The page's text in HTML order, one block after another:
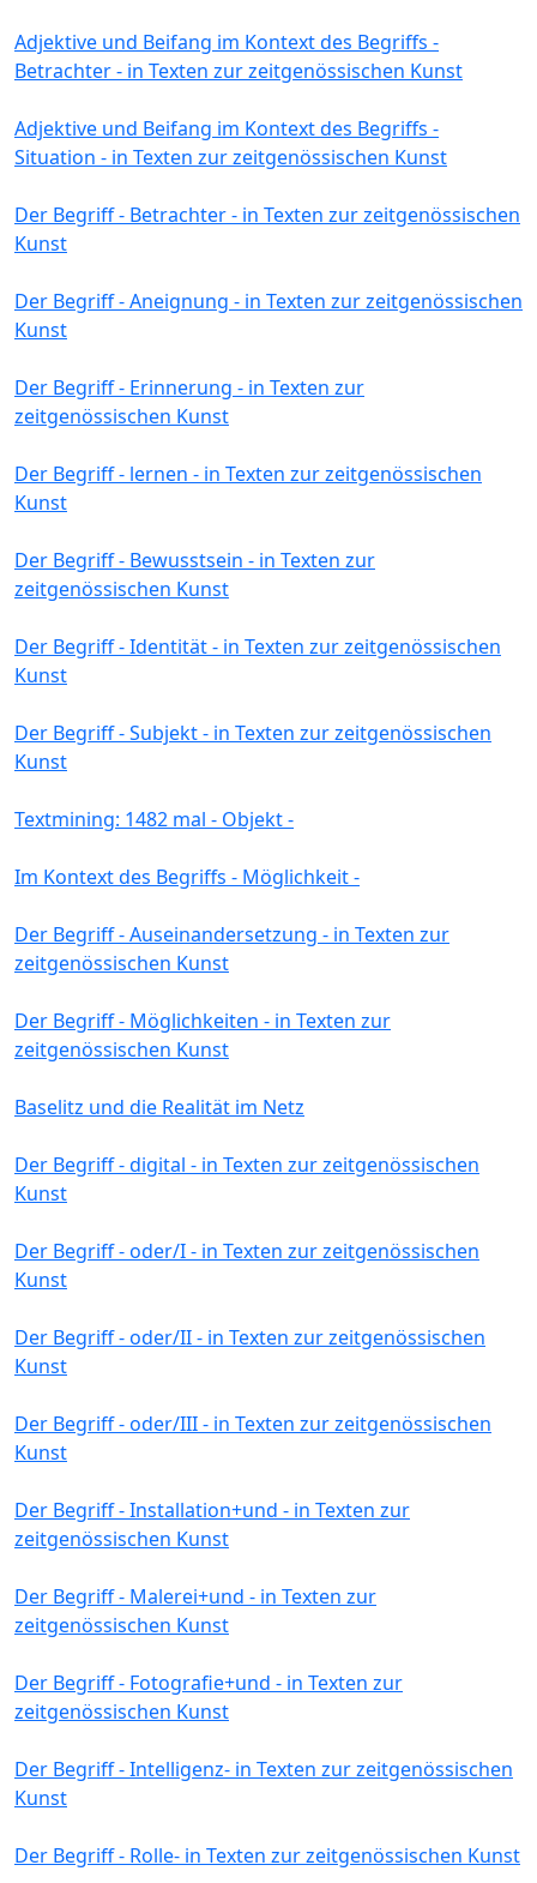
Adjektive und Beifang im Kontext des Begriffs -
Betrachter - in Texten zur zeitgenössischen Kunst
Adjektive und Beifang im Kontext des Begriffs -
Situation - in Texten zur zeitgenössischen Kunst
Der Begriff - Betrachter - in Texten zur zeitgenössischen
Kunst
Der Begriff - Aneignung - in Texten zur zeitgenössischen
Kunst
Der Begriff - Erinnerung - in Texten zur
zeitgenössischen Kunst
Der Begriff - lernen - in Texten zur zeitgenössischen
Kunst
Der Begriff - Bewusstsein - in Texten zur
zeitgenössischen Kunst
Der Begriff - Identität - in Texten zur zeitgenössischen
Kunst
Der Begriff - Subjekt - in Texten zur zeitgenössischen
Kunst
Textmining: 1482 mal - Objekt -
Im Kontext des Begriffs - Möglichkeit -
Der Begriff - Auseinandersetzung - in Texten zur
zeitgenössischen Kunst
Der Begriff - Möglichkeiten - in Texten zur
zeitgenössischen Kunst
Baselitz und die Realität im Netz
Der Begriff - digital - in Texten zur zeitgenössischen
Kunst
Der Begriff - oder/I - in Texten zur zeitgenössischen
Kunst
Der Begriff - oder/II - in Texten zur zeitgenössischen
Kunst
Der Begriff - oder/III - in Texten zur zeitgenössischen
Kunst
Der Begriff - Installation+und - in Texten zur
zeitgenössischen Kunst
Der Begriff - Malerei+und - in Texten zur
zeitgenössischen Kunst
Der Begriff - Fotografie+und - in Texten zur
zeitgenössischen Kunst
Der Begriff - Intelligenz- in Texten zur zeitgenössischen
Kunst
Der Begriff - Rolle- in Texten zur zeitgenössischen Kunst